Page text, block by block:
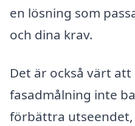
en lösning som
och dina krav.
Det är också värt
fasadmålning inte
förbättra utseendet,